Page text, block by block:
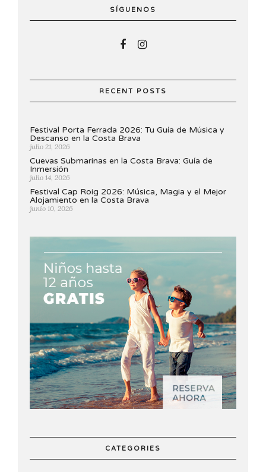
SÍGUENOS
RECENT POSTS
Festival Porta Ferrada 2026: Tu Guía de Música y
Descanso en la Costa Brava
julio 21, 2026
Cuevas Submarinas en la Costa Brava: Guía de
Inmersión
julio 14, 2026
Festival Cap Roig 2026: Música, Magia y el Mejor
Alojamiento en la Costa Brava
junio 10, 2026
CATEGORIES